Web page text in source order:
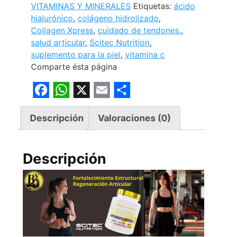
VITAMINAS Y MINERALES Etiquetas: ácido
hialurónico, colágeno hidrolizado,
Collagen Xpress, cuidado de tendones.,
salud articular, Scitec Nutrition,
suplemento para la piel, vitamina c
Comparte ésta página
F
a
e
b
o
o
k
W
h
t
s
A
p
p
X E
m
i
l
S
h
e
Descripción Valoraciones (0)
Descripción